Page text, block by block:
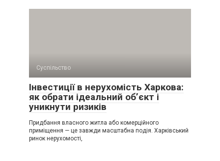
Суспільство
Інвестиції в нерухомість Харкова:
як обрати ідеальний об’єкт і
уникнути ризиків
Придбання власного житла або комерційного
приміщення — це завжди масштабна подія. Харківський
ринок нерухомості,